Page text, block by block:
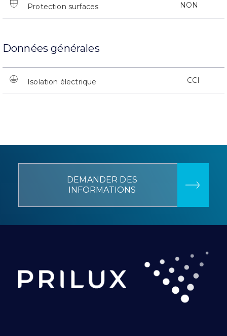
Protection surfaces NON
Données générales
Isolation électrique CCI
DEMANDER DES
INFORMATIONS